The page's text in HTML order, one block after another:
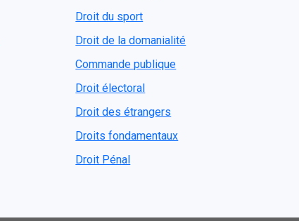
Droit du sport
Droit de la domanialité
Commande publique
Droit électoral
Droit des étrangers
Droits fondamentaux
Droit Pénal